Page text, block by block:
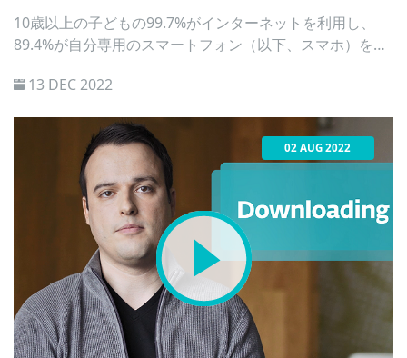
10歳以上の子どもの99.7%がインターネットを利用し、
89.4%が自分専用のスマートフォン（以下、スマホ）を所
安全に楽しむために保護者は何に注意すべきでしょうか。
13 DEC 2022
02 AUG 2022